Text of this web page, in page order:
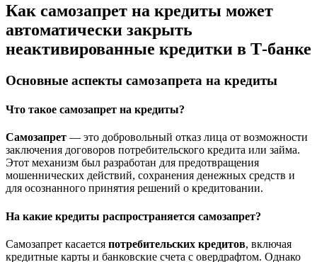
Как самозапрет на кредиты может
автоматически закрыть
неактивированные кредитки в Т-банке
Основные аспекты самозапрета на кредиты
Что такое самозапрет на кредиты?
Самозапрет — это добровольный отказ лица от возможности
заключения договоров потребительского кредита или займа.
Этот механизм был разработан для предотвращения
мошеннических действий, сохранения денежных средств и
для осознанного принятия решений о кредитовании.
На какие кредиты распространяется самозапрет?
Самозапрет касается потребительских кредитов, включая
кредитные карты и банковские счета с овердрафтом. Однако